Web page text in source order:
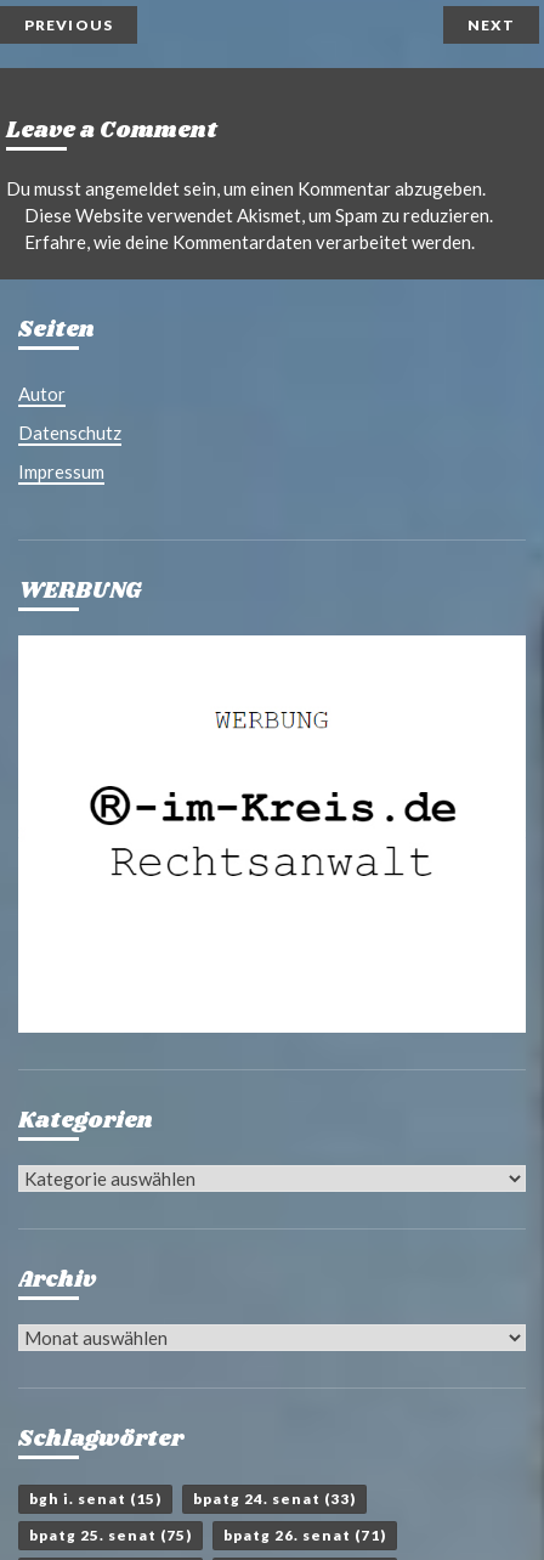
PREVIOUS NEXT
Leave a Comment
Du musstangemeldetsein, um einen Kommentar abzugeben.
Diese Website verwendet Akismet, um Spam zu reduzieren.
Erfahre, wie deine Kommentardaten verarbeitet werden.
Seiten
Autor
Datenschutz
Impressum
WERBUNG
Kategorien
Kategorien
Archiv
Archiv
Schlagwörter
bgh i. senat (15) bpatg 24. senat (33)
bpatg 25. senat (75) bpatg 26. senat (71)